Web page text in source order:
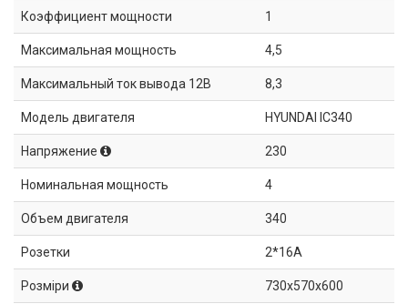
Коэффициент мощности 1
Максимальная мощность 4,5
Максимальный ток вывода 12В 8,3
Модель двигателя HYUNDAI IC340
Напряжение 230
Номинальная мощность 4
Объем двигателя 340
Розетки 2*16A
Розміри 730x570x600